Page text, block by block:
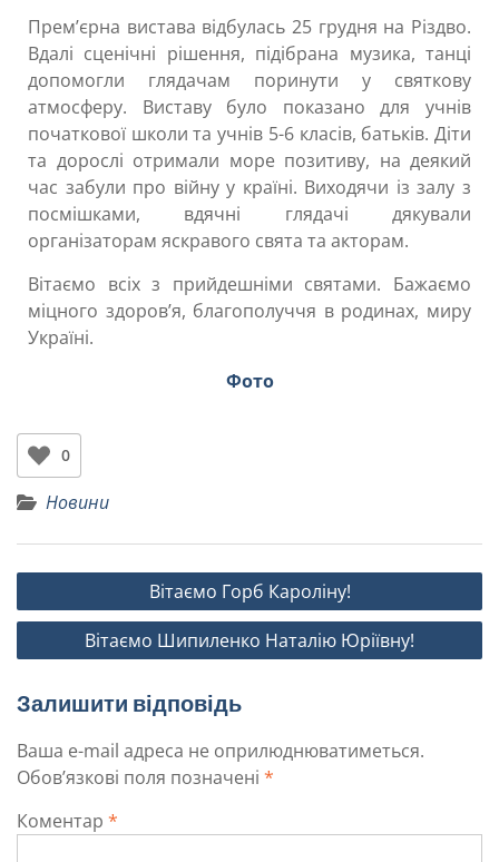
Прем’єрна вистава відбулась 25 грудня на Різдво.
Вдалі сценічні рішення, підібрана музика, танці
допомогли глядачам поринути у святкову
атмосферу. Виставу було показано для учнів
початкової школи та учнів 5-6 класів, батьків. Діти
та дорослі отримали море позитиву, на деякий
час забули про війну у країні. Виходячи із залу з
посмішками, вдячні глядачі дякували
організаторам яскравого свята та акторам.
Вітаємо всіх з прийдешніми святами. Бажаємо
міцного здоров’я, благополуччя в родинах, миру
Україні.
Фото
0
Новини
Вітаємо Горб Кароліну!
Вітаємо Шипиленко Наталію Юріївну!
Залишити відповідь
Ваша e-mail адреса не оприлюднюватиметься.
Обов’язкові поля позначені *
Коментар *